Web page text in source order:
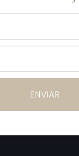
ENVIAR